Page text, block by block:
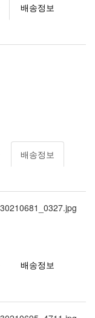
배송정보
배송정보
배송정보